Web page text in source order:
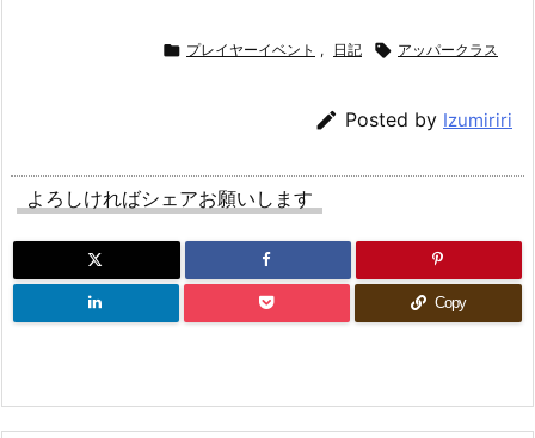
 プレイヤーイベント , 日記  アッパークラス
 Posted by Izumiriri
よろしければシェアお願いします
Copy